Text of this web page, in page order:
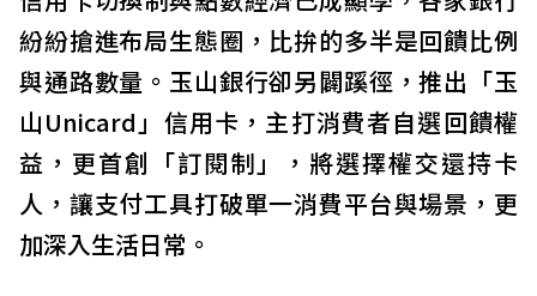
紛紛搶進布局生態圈，比拚的多半是回饋比例
與通路數量。玉山銀行卻另闢蹊徑，推出「玉
山Unicard」信用卡，主打消費者自選回饋權
益，更首創「訂閱制」，將選擇權交還持卡
人，讓支付工具打破單一消費平台與場景，更
加深入生活日常。